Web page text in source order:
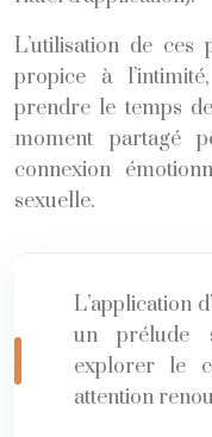
L’utilisation de
propice à
prendre le temps
moment partagé
connexion
sexuelle.
L’application
un prélude
explorer le
attention